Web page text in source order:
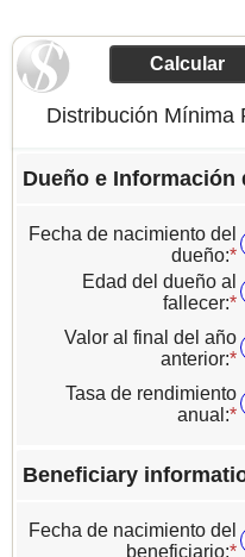
Distribución Mínima
Dueño e Información
Fecha de nacimiento del
dueño:*
Edad del dueño al
fallecer:*
y
Valor al final del año
anterior:*
y
Tasa de rendimiento
anual :*
Beneficiary
Fecha de nacimiento del
beneficiario:*